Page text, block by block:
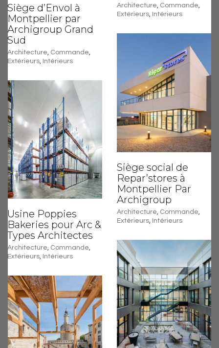
Architecture, Commande,
Extérieurs, Intérieurs
Siège d’Envol à
Montpellier par
Archigroup Grand
Sud
Architecture Commande
Extérieurs Intérieurs
Siège social de
Repar’stores à
Montpellier Par
Archigroup
Architecture, Commande,
Extérieurs, Intérieurs
Usine Poppies
Bakeries pour Arc &
Types Architectes
Architecture, Commande,
Extérieurs, Intérieurs